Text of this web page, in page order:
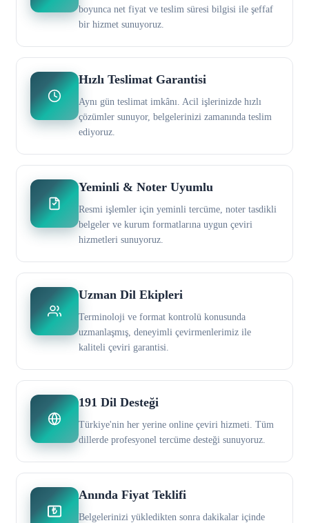
boyunca net fiyat ve teslim süresi bilgisi ile şeffaf
bir hizmet sunuyoruz.
Hızlı Teslimat Garantisi
Aynı gün teslimat imkânı. Acil işlerinizde hızlı
çözümler sunuyor, belgelerinizi zamanında teslim
ediyoruz.
Yeminli & Noter Uyumlu
Resmi işlemler için yeminli tercüme, noter tasdikli
belgeler ve kurum formatlarına uygun çeviri
hizmetleri sunuyoruz.
Uzman Dil Ekipleri
Terminoloji ve format kontrolü konusunda
uzmanlaşmış, deneyimli çevirmenlerimiz ile
kaliteli çeviri garantisi.
191 Dil Desteği
Türkiye'nin her yerine online çeviri hizmeti. Tüm
dillerde profesyonel tercüme desteği sunuyoruz.
₺
Anında Fiyat Teklifi
Belgelerinizi yükledikten sonra dakikalar içinde